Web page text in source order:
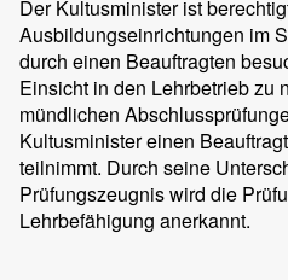
Der Kultusminister ist
Ausbildungseinrichtungen im
durch einen Beauftragten
Einsicht in den Lehrbetrieb zu
mündlichen
Kultusminister einen
teilnimmt. Durch seine
Prüfungszeugnis wird die
Lehrbefähigung anerkannt.